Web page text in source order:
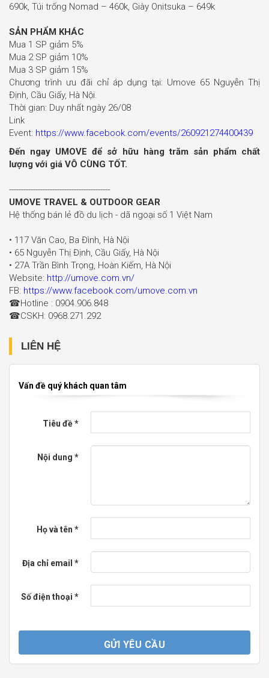
690k, Túi trống Nomad – 460k, Giày Onitsuka – 649k
SẢN PHẨM KHÁC
Mua 1 SP giảm 5%
Mua 2 SP giảm 10%
Mua 3 SP giảm 15%
Chương trình ưu đãi chỉ áp dụng tại: Umove 65 Nguyễn Thị
Định, Cầu Giấy, Hà Nội.
Thời gian: Duy nhất ngày 26/08
Link
Event: https://www.facebook.com/events/260921274400439
Đến ngay UMOVE để sở hữu hàng trăm sản phẩm chất
lượng với giá VÔ CÙNG TỐT.
------------------------------------------
UMOVE TRAVEL & OUTDOOR GEAR
Hệ thống bán lẻ đồ du lịch - dã ngoại số 1 Việt Nam
• 117 Văn Cao, Ba Đình, Hà Nội
• 65 Nguyễn Thị Định, Cầu Giấy, Hà Nội
• 27A Trần Bình Trọng, Hoàn Kiếm, Hà Nội
Website: http://umove.com.vn/
FB: https://www.facebook.com/umove.com.vn
☎Hotline : 0904.906.848
☎CSKH: 0968.271.292
LIÊN HỆ
Vấn đề quý khách quan tâm
Tiêu đề*
Nội dung *
Họ và tên *
Địa chỉ email *
Số điện thoại *